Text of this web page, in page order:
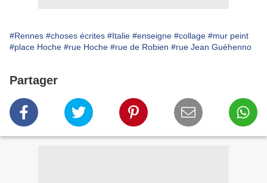
#Rennes #choses écrites #Italie #enseigne #collage #mur peint
#place Hoche #rue Hoche #rue de Robien #rue Jean Guéhenno
Partager